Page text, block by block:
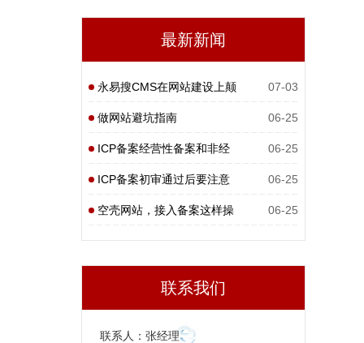
最新新闻
永易搜CMS在网站建设上颠
覆性
07-03
做网站避坑指南 06-25
ICP备案经营性备案和非经
营性
06-25
ICP备案初审通过后要注意
什么
06-25
空壳网站，接入备案这样操 06-25
联系我们
联系人：张经理